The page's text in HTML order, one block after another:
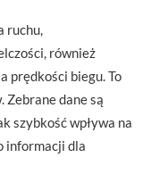
ruchu,
również
prędkości biegu. To
Zebrane dane są
szybkość wpływa na
informacji dla